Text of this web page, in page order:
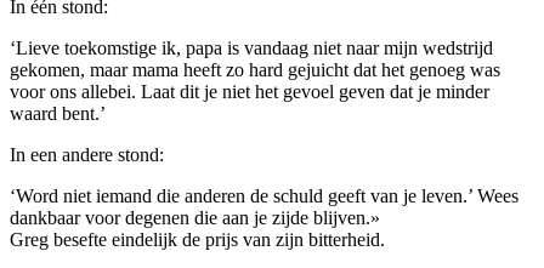
In één stond:
‘Lieve toekomstige ik, papa is vandaag niet naar mijn wedstrijd
gekomen, maar mama heeft zo hard gejuicht dat het genoeg was
voor ons allebei. Laat dit je niet het gevoel geven dat je minder
waard bent.’
In een andere stond:
‘Word niet iemand die anderen de schuld geeft van je leven.’ Wees
dankbaar voor degenen die aan je zijde blijven.»
Greg besefte eindelijk de prijs van zijn bitterheid.